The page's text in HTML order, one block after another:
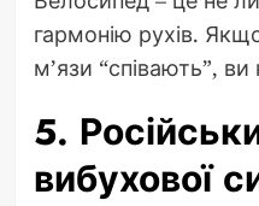
гармонію рухів.
м’язи “співають”,
5.
вибухової